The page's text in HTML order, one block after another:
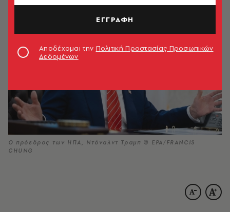
Ο πρόεδρος των ΗΠΑ, Ντόναλντ Τραμπ © ΕΡΑ/FRANCIS
CHUNG
ΕΓΓΡΑΦΗ
Αποδέχομαι την Πολιτική Προστασίας Προσωπικών
Δεδομένων